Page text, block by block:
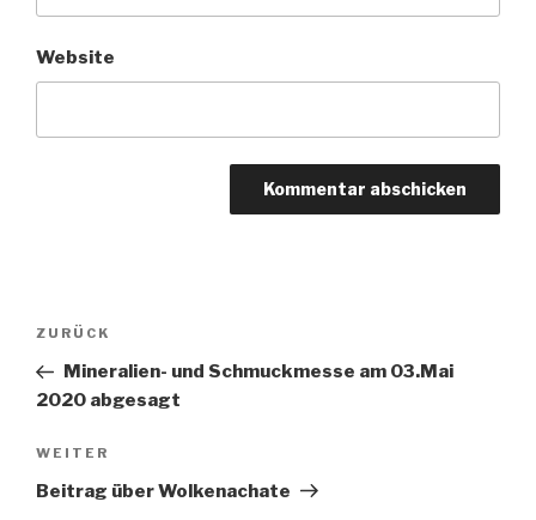
Website
Beitragsnavigation
Vorheriger
Beitrag
ZURÜCK
Mineralien- und Schmuckmesse am 03.Mai
2020 abgesagt
Nächster
Beitrag
WEITER
Beitrag über Wolkenachate